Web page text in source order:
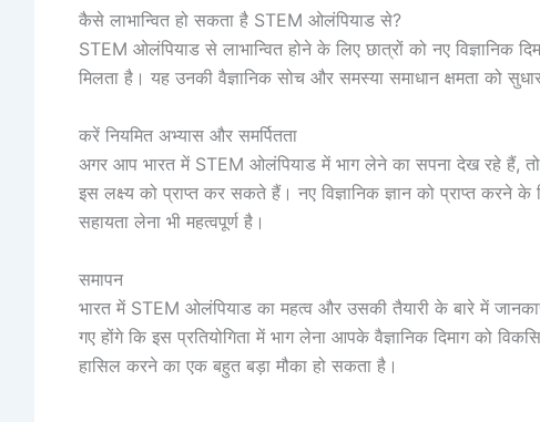
कैसे लाभान्वित हो सकता है STEM ओलंपियाड से?
STEM ओलंपियाड से लाभान्वित होने के लिए छात्रों को नए विज्ञानिक
मिलता है। यह उनकी वैज्ञानिक सोच और समस्या समाधान क्षमता को
करें नियमित अभ्यास और समर्पितता
अगर आप भारत में STEM ओलंपियाड में भाग लेने का सपना देख रहे हैं, तो
इस लक्ष्य को प्राप्त कर सकते हैं। नए विज्ञानिक ज्ञान को प्राप्त करने के
सहायता लेना भी महत्वपूर्ण है।
समापन
भारत में STEM ओलंपियाड का महत्व और उसकी तैयारी के बारे में
गए होंगे कि इस प्रतियोगिता में भाग लेना आपके वैज्ञानिक दिमाग को
हासिल करने का एक बहुत बड़ा मौका हो सकता है।